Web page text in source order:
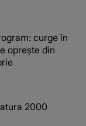
curge în
oprește din
2000